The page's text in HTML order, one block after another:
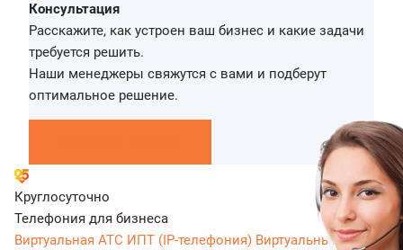
Консультация
Расскажите, как устроен ваш бизнес и какие задачи
требуется решить.
Наши менеджеры свяжутся с вами и подберут
оптимальное решение.
Круглосуточно
Телефония для бизнеса
Виртуальная АТС ИПТ (IP-телефония) Виртуальный номер